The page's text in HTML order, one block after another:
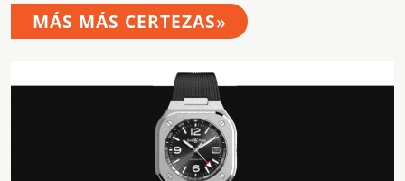
MÁS MÁS CERTEZAS»